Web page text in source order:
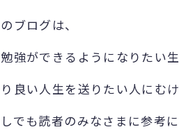
ブログは、
勉強ができるようになりたい
良い人生を送りたい人にむ
でも読者のみなさまに参考に